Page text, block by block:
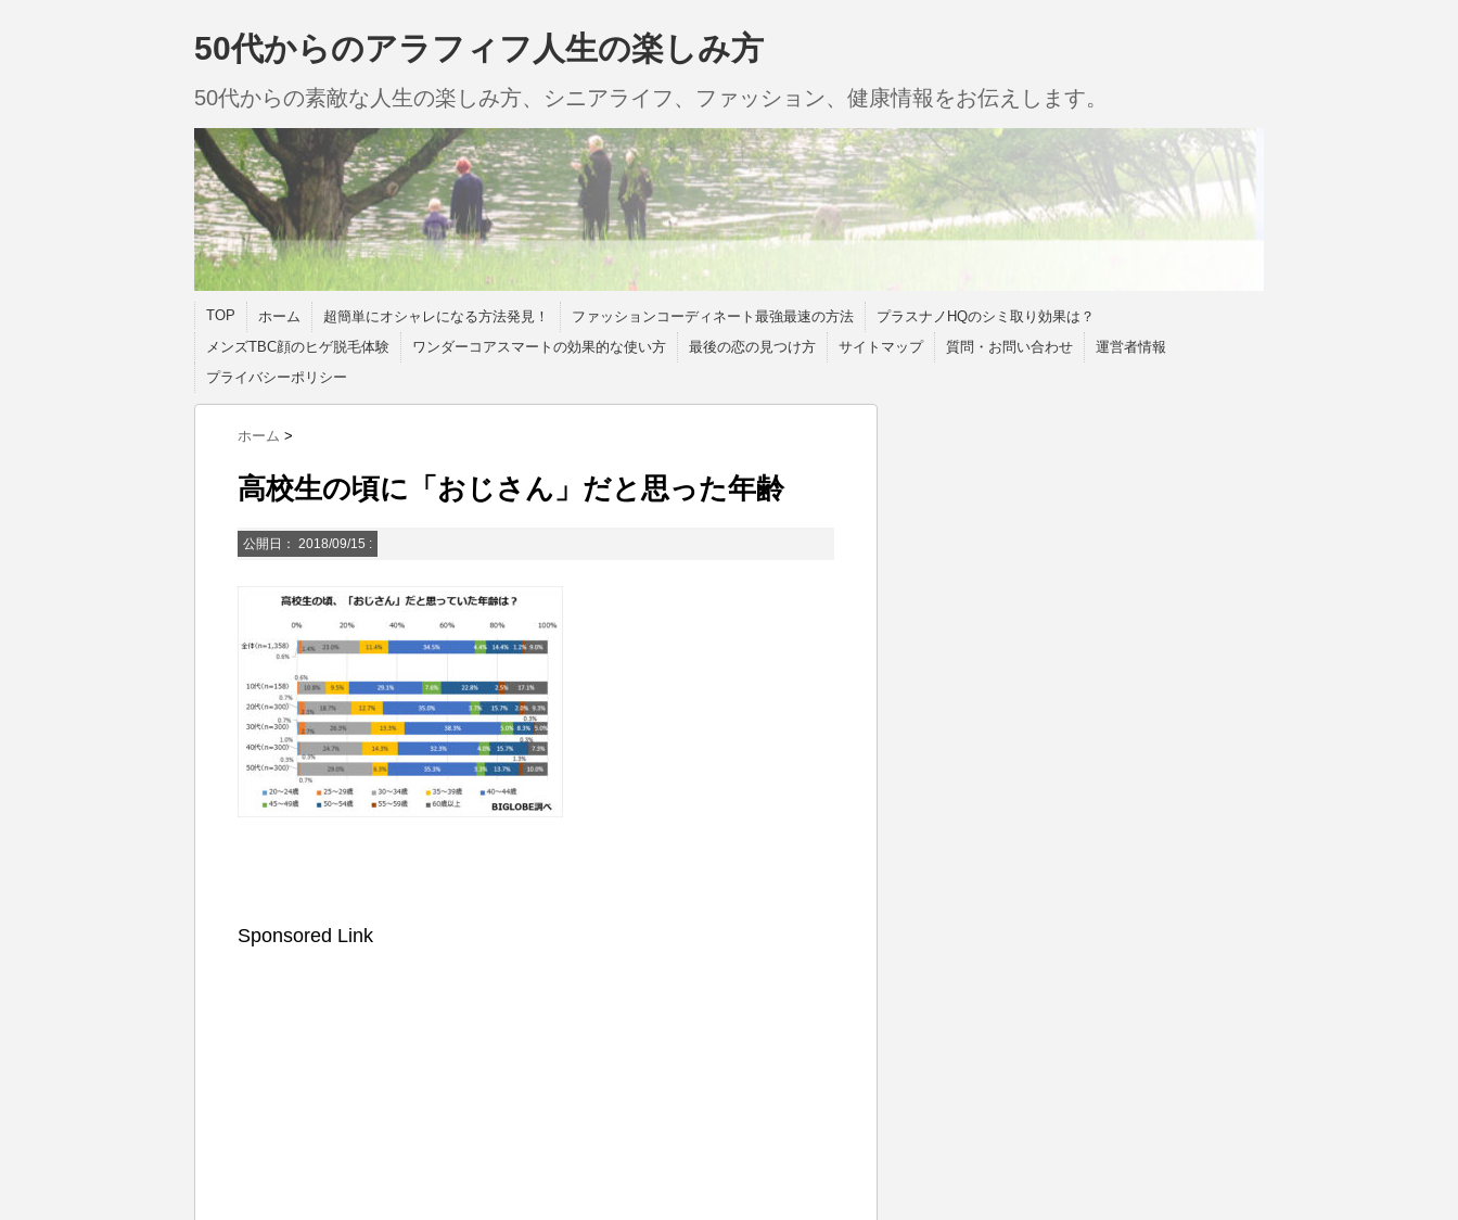
50代からのアラフィフ人生の楽しみ方
50代からの素敵な人生の楽しみ方、シニアライフ、ファッション、健康情報をお伝えします。
TOP ホーム 超簡単にオシャレになる方法発見！ ファッションコーディネート最強最速の方法
プラスナノHQのシミ取り効果は？
メンズTBC顔のヒゲ脱毛体験
ワンダーコアスマートの効果的な使い方 最後の恋の見つけ方 サイトマップ 質問・お問い合わせ
運営者情報
プライバシーポリシー
ホーム >
高校生の頃に「おじさん」だと思った年齢
公開日： 2018/09/15 :
Sponsored Link